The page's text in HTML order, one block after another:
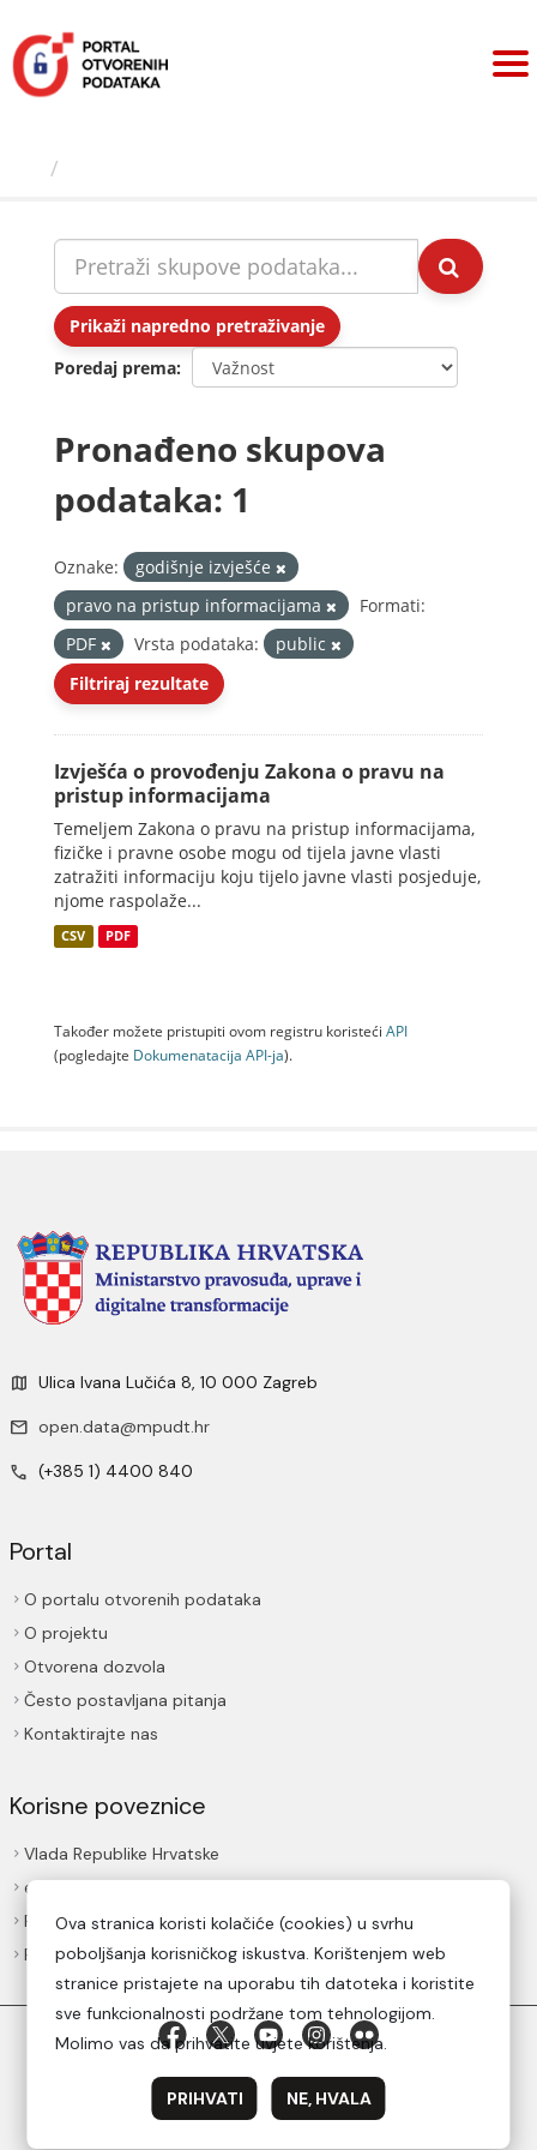
sadržaj
Prikaži napredno pretraživanje
Poredaj prema
Pronađeno skupova
podataka: 1
Oznake:
godišnje izvješće
pravo na pristup informacijama
Formati:
PDF
Vrsta podataka:
public
Filtriraj rezultate
Izvješća o provođenju Zakona o pravu na
pristup informacijama
Temeljem Zakona o pravu na pristup informacijama,
fizičke i pravne osobe mogu od tijela javne vlasti
zatražiti informaciju koju tijelo javne vlasti posjeduje,
njome raspolaže...
CSV PDF
Također možete pristupiti ovom registru koristeći API
(pogledajte Dokumenаtаcijа API-jа).